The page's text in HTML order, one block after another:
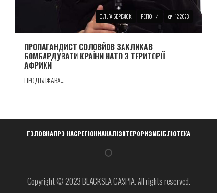
ОЛЬГА БЕРЕЗЮК РЕГІОНИ січ 12 2023
ПРОПАГАНДИСТ СОЛОВЙОВ ЗАКЛИКАВ
БОМБАРДУВАТИ КРАЇНИ НАТО З ТЕРИТОРІЇ
АФРИКИ
ПРОДЪЛЖАВА...
Навигация
ГОЛОВНАПРО НАСРЕГІОНИАНАЛІЗИТЕРОРИЗМБІБЛІОТЕКА
Copyright © 2023 BLACKSEA CASPIA. All rights reserved.